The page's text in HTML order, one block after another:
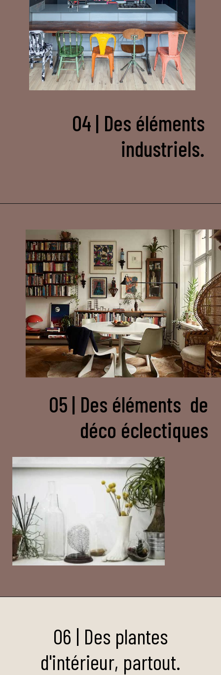
04 | Des éléments
industriels.
05 | Des éléments de
déco éclectiques
06 | Des plantes
d'intérieur, partout.